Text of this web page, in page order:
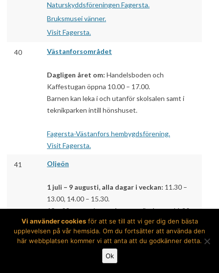
Naturskyddsföreningen Fagersta.
Bruksmusei vänner.
Visit Fagersta.
40 Västanforsområdet
Dagligen året om: Handelsboden och
Kaffestugan öppna 10.00 – 17.00.
Barnen kan leka i och utanför skolsalen samt i
teknikparken intill hönshuset.
Fagersta-Västanfors hembygdsförening.
Visit Fagersta.
41 Oljeön
1 juli – 9 augusti, alla dagar i veckan: 11.30 –
13.00, 14.00 – 15.30.
13 – 23 augusti, torsdagar – söndagar:11.30 –
13.00, 14.00 – 15.30.
27 – 30 augusti, torsdagar – söndagar:14.00 –
15.30.
5 – 26 september, lördagar:
Vi använder cookiesför att se till att vi ger dig den bästa
upplevelsen på vår hemsida. Om du fortsätter att använda den
här webbplatsen kommer vi att anta att du godkänner detta.
Ok